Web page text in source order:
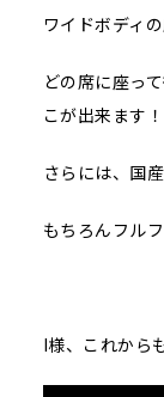
ワイドボディ
どの席に座っ
こが出来ます！
さらには、国
もちろんフル
I様、これから